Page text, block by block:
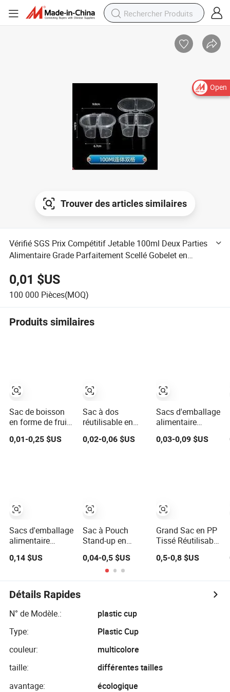
Open
Trouver des articles similaires
Vérifié SGS Prix Compétitif Jetable 100ml Deux Parties
Alimentaire Grade Parfaitement Scellé Gobelet en
Couvercle
0,01 $US
100 000 Pièces(MOQ)
Produits similaires
Sac de boisson
en forme de fruit,
emballage de
0,01-0,25 $US
Sacs d'emballage
alimentaire
réutilisables en
d'emballage pour
le riz
0,14 $US
Sac à dos
réutilisable en
pour boissons
0,02-0,06 $US
Sac à Pouch
Stand-up en
Composite
Réutilisable avec
Système de
Alimentaire 500g-
Retort Sous Vide
0,04-0,5 $US
Sacs d'emballage
alimentaire
sacs en mylar
0,03-0,09 $US
Grand Sac en PP
Tissé Réutilisable
Capacité pour la
0,5-0,8 $US
Détails Rapides
N° de Modèle.:
plastic cup
Type:
Plastic Cup
couleur:
multicolore
taille:
différentes tailles
avantage:
écologique